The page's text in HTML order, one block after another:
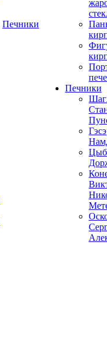
Печники
Печники